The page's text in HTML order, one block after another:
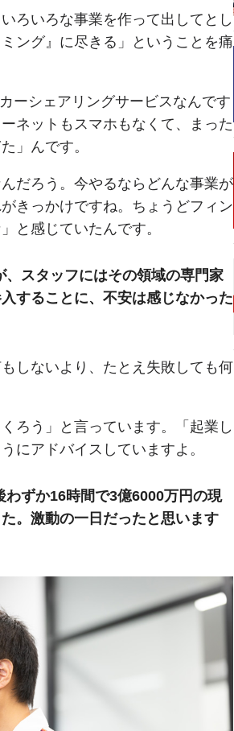
ろいろな事業を作って出してとし
ング』に尽きる」ということを痛
ーシェアリングサービスなんです
ネットもスマホもなくて、まった
」んです。
だろう。今やるならどんな事業が
きっかけですね。ちょうどフィン
と感じていたんです。
スタッフにはその領域の専門家
することに、不安は感じなかった
しないより、たとえ失敗しても何
ろう」と言っています。「起業し
にアドバイスしていますよ。
ずか16時間で3億6000万円の現
。激動の一日だったと思います